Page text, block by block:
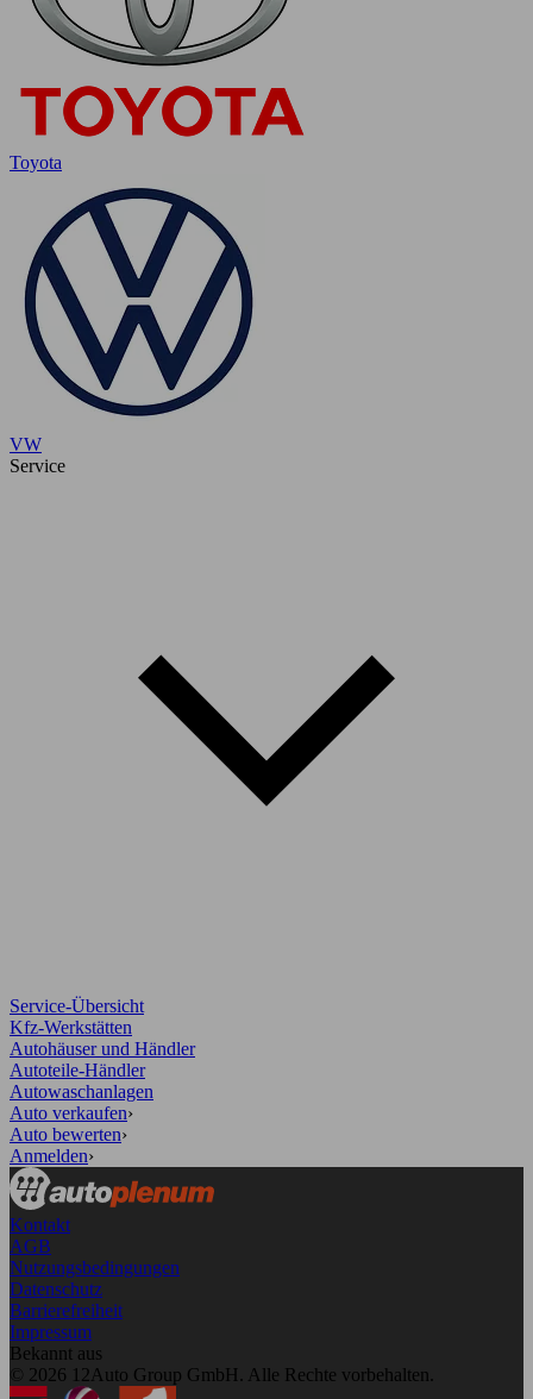
Toyota
VW
Service
Service-Übersicht
Kfz-Werkstätten
Autohäuser und Händler
Autoteile-Händler
Autowaschanlagen
Auto verkaufen›
Auto bewerten›
Anmelden›
Kontakt
AGB
Nutzungsbedingungen
Datenschutz
Barrierefreiheit
Impressum
Bekannt aus
© 2026 12Auto Group GmbH. Alle Rechte vorbehalten.